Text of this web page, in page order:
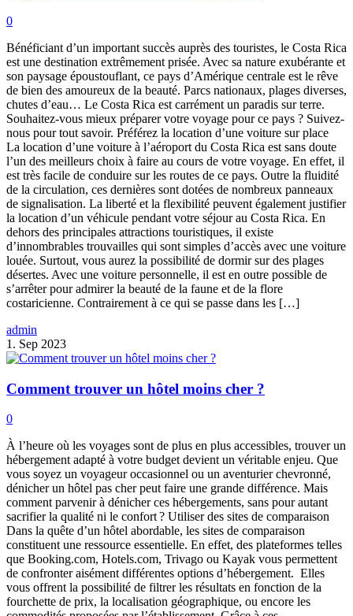
0
Bénéficiant d’un important succès auprès des touristes, le Costa Rica
est une destination extrêmement prisée. Avec sa nature exubérante et
son paysage époustouflant, ce pays d’Amérique centrale est le rêve
de bien des amoureux de la beauté. Parcs nationaux, plages diverses,
chutes d’eau… Le Costa Rica est carrément un paradis sur terre.
Souhaitez-vous mieux préparer votre voyage pour ce pays ? Suivez-
nous pour tout savoir. Préférez la location d’une voiture sur place
La location d’une voiture à l’aéroport du Costa Rica est sans doute
l’un des meilleurs choix à faire au cours de votre voyage. En effet, il
est très facile de conduire sur les routes de ce pays. Outre la fluidité
de la circulation, ces dernières sont dotées de nombreux panneaux
de signalisation. La liberté et la flexibilité peuvent également justifier
la location d’un véhicule pendant votre séjour au Costa Rica. En
dehors des principales attractions touristiques, il existe
d’innombrables trouvailles qui sont simples d’accès avec une voiture
louée. Surtout, vous aurez la possibilité de dormir sur des plages
désertes. Avec une voiture personnelle, il est en outre possible de
s’arrêter pour admirer la beauté de la faune et de la flore
costaricienne. Contrairement à ce qui se passe dans les […]
admin
1. Sep 2023
Comment trouver un hôtel moins cher ?
0
À l’heure où les voyages sont de plus en plus accessibles, trouver un
hébergement adapté à votre budget devient un véritable enjeu. Que
vous soyez un voyageur occasionnel ou un aventurier chevronné,
dénicher un hôtel pas cher peut faire une grande différence. Mais
comment parvenir à dénicher ces hébergements, sans pour autant
sacrifier la qualité ni le confort ? Utiliser des sites de comparaison
Dans la quête d’un hôtel abordable, les sites de comparaison
constituent une ressource essentielle. En effet, des plateformes telles
que Booking.com, Hotels.com, Trivago ou Kayak vous permettent
de confronter aisément différentes options d’hébergement. Elles
vous offrent la possibilité de filtrer les résultats en fonction de la
fourchette de prix, la localisation géographique, ou encore les